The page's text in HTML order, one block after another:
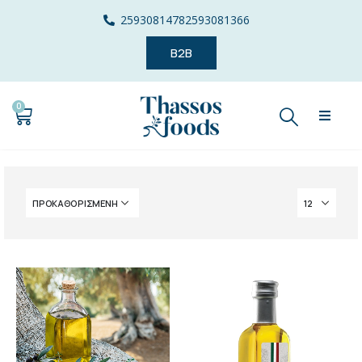
25930814782593081366
B2B
0